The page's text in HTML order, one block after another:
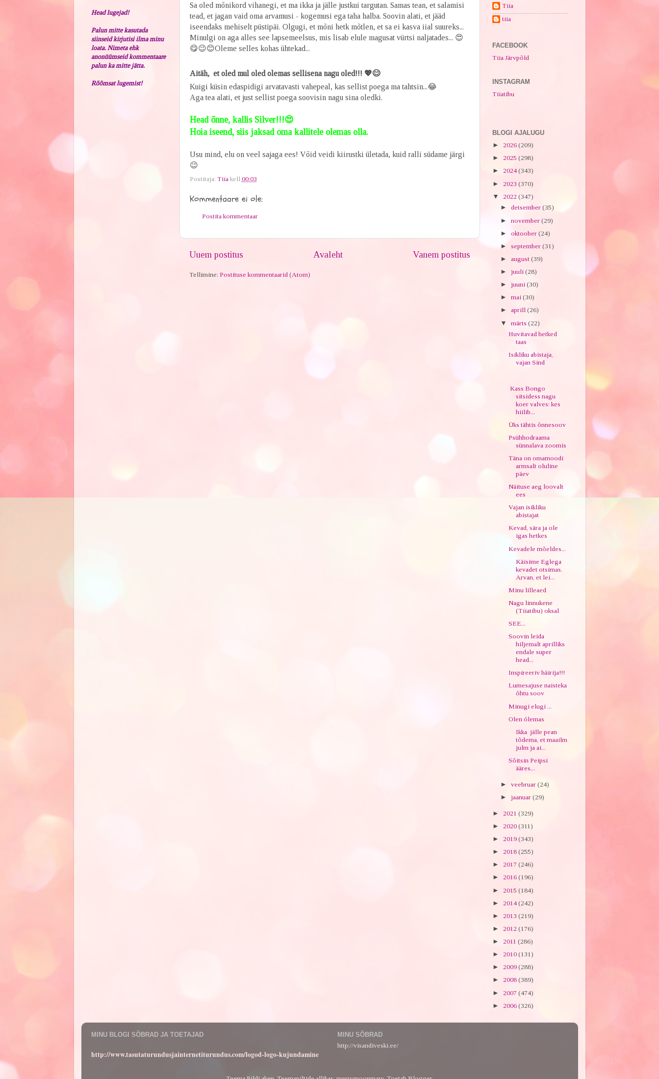
Sa oled mõnikord vihanegi, et ma ikka ja jälle justkui targutan. Samas tean, et salamisi
tead, et jagan vaid oma arvamusi - kogemusi ega taha halba. Soovin alati, et jääd
iseendaks mehiselt püstipäi. Olgugi, et mõni hetk mõtlen, et sa ei kasva iial suureks...
Minulgi on aga alles see lapsemeelsus, mis lisab elule magusat vürtsi naljatades... 😍
😋😉😊Oleme selles kohas ühtekad...
Aitäh, et oled mul oled olemas sellisena nagu oled!!! 💖😊
Kuigi küsin edaspidigi arvatavasti vahepeal, kas sellist poega ma tahtsin...😂
Aga tea alati, et just sellist poega soovisin nagu sina oledki.
Head õnne, kallis Silver!!!😍
Hoia iseend, siis jaksad oma kallitele olemas olla.
Usu mind, elu on veel sajaga ees! Võid veidi kiirustki ületada, kuid ralli südame järgi
😉
Postitaja: Tiia kell 00:03
Kommentaare ei ole:
Postita kommentaar
Uuem postitus Vanem postitus
Avaleht
Tellimine: Postituse kommentaarid (Atom)
Head lugejad!
Palun mitte kasutada
siinseid kirjutisi ilma minu
loata. Nimeta ehk
anonüümseid kommentaare
palun ka mitte jätta.
Rõõmsat lugemist!
Tiia
tiia
FACEBOOK
Tiia Järvpõld
INSTAGRAM
Tiiatibu
BLOGI AJALUGU
► 2026 (209)
► 2025 (298)
► 2024(343)
► 2023 (370)
▼ 2022 (347)
► detsember (35)
► november (29)
► oktoober (24)
► september (31)
► august (39)
► juuli (28)
► juuni (30)
► mai (30)
► aprill (26)
▼ märts (22)
Huvitavad hetked
taas
Isikliku abistaja,
vajan Sind
Kass Bongo
sitsidess nagu
koer valves: kes
hiilib...
Üks tähtis õnnesoov
Psühhodraama
sünnalava zoomis
Täna on omamoodi
armsalt oluline
päev
Näituse aeg loovalt
ees
Vajan isikliku
abistajat
Kevad, sära ja ole
igas hetkes
Kevadele mõeldes...
Käisime Eglega
kevadet otsimas.
Arvan, et lei...
Minu lilleaed
Nagu linnukene
(Tiiatibu) oksal
SEE...
Soovin leida
hiljemalt aprilliks
endale super
head...
Inspireeriv häirija!!!
Lumesajuse naisteka
õhtu soov
Minugi elugi ...
Olen ólemas
Ikka jälle pean
tõdema, et maailm
julm ja ai...
Sõitsin Peipsi
ääres...
► veebruar (24)
► jaanuar (29)
► 2021 (329)
► 2020 (311)
► 2019 (343)
► 2018 (255)
► 2017 (246)
► 2016 (196)
► 2015 (184)
► 2014(242)
► 2013 (219)
► 2012 (176)
► 2011 (286)
► 2010 (131)
► 2009 (288)
► 2008 (389)
► 2007 (474)
► 2006 (326)
MINU BLOGI SÕBRAD JA TOETAJAD
http://www.tasutaturundusjainternetiturundus.com/logod-logo-kujundamine
MINU SÕBRAD
http://visandiveski.ee/